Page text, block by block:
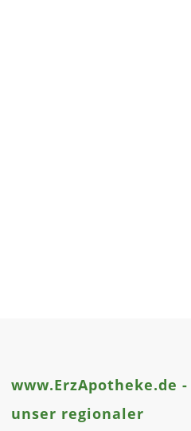
www.ErzApotheke.de -
unser regionaler